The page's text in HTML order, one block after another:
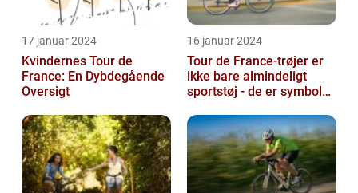
17 januar 2024
Kvindernes Tour de
France: En Dybdegående
Oversigt
16 januar 2024
Tour de France-trøjer er
ikke bare almindeligt
sportstøj - de er symboler
udholden...